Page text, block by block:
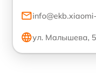
ул. Малышева,